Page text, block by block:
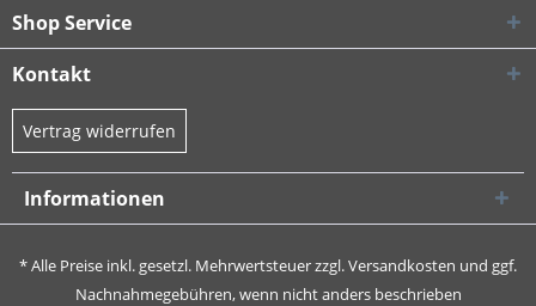
Shop Service
Kontakt
Vertrag widerrufen
Informationen
* Alle Preise inkl. gesetzl. Mehrwertsteuer zzgl.Versandkosten und ggf.
Nachnahmegebühren, wenn nicht anders beschrieben